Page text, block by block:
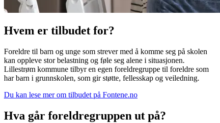
Hvem er tilbudet for?
Foreldre til barn og unge som strever med å komme seg på skolen
kan oppleve stor belastning og føle seg alene i situasjonen.
Lillestrøm kommune tilbyr en egen foreldregruppe til foreldre som
har barn i grunnskolen, som gir støtte, fellesskap og veiledning.
Du kan lese mer om tilbudet på Fontene.no
Hva går foreldregruppen ut på?